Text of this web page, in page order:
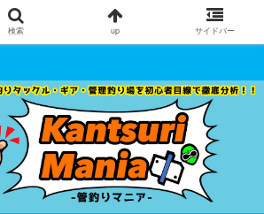
検索 up サイドバー